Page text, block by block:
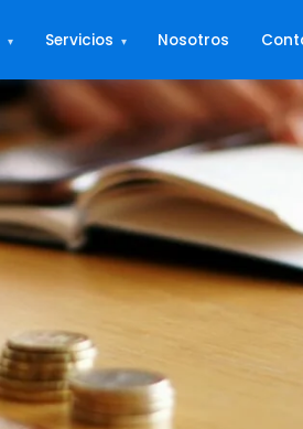
▾ Servicios ▾ Nosotros